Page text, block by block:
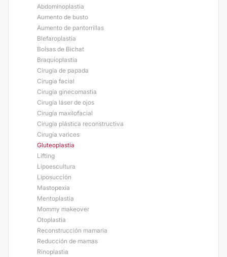
Abdominoplastia
Aumento de busto
Aumento de pantorrillas
Blefaroplastia
Bolsas de Bichat
Braquioplastia
Cirugía de papada
Cirugía facial
Cirugía ginecomastia
Cirugía láser de ojos
Cirugía maxilofacial
Cirugía plástica reconstructiva
Cirugía varices
Gluteoplastia
Lifting
Lipoescultura
Liposucción
Mastopexia
Mentoplastia
Mommy makeover
Otoplastia
Reconstrucción mamaria
Reducción de mamas
Rinoplastia